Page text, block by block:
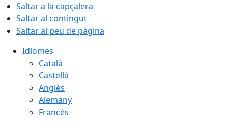
Saltar a la capçalera
Saltar al contingut
Saltar al peu de pàgina
Idiomes
Català
Castellà
Anglès
Alemany
Francès